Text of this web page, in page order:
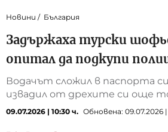
Новини България
Задържаха турски
опитал да подкупи
Водачът сложил в паспорта
извадил от дрехите си още
09.07.2026 | 10:30 ч. Обновена: 09.07.2026 |